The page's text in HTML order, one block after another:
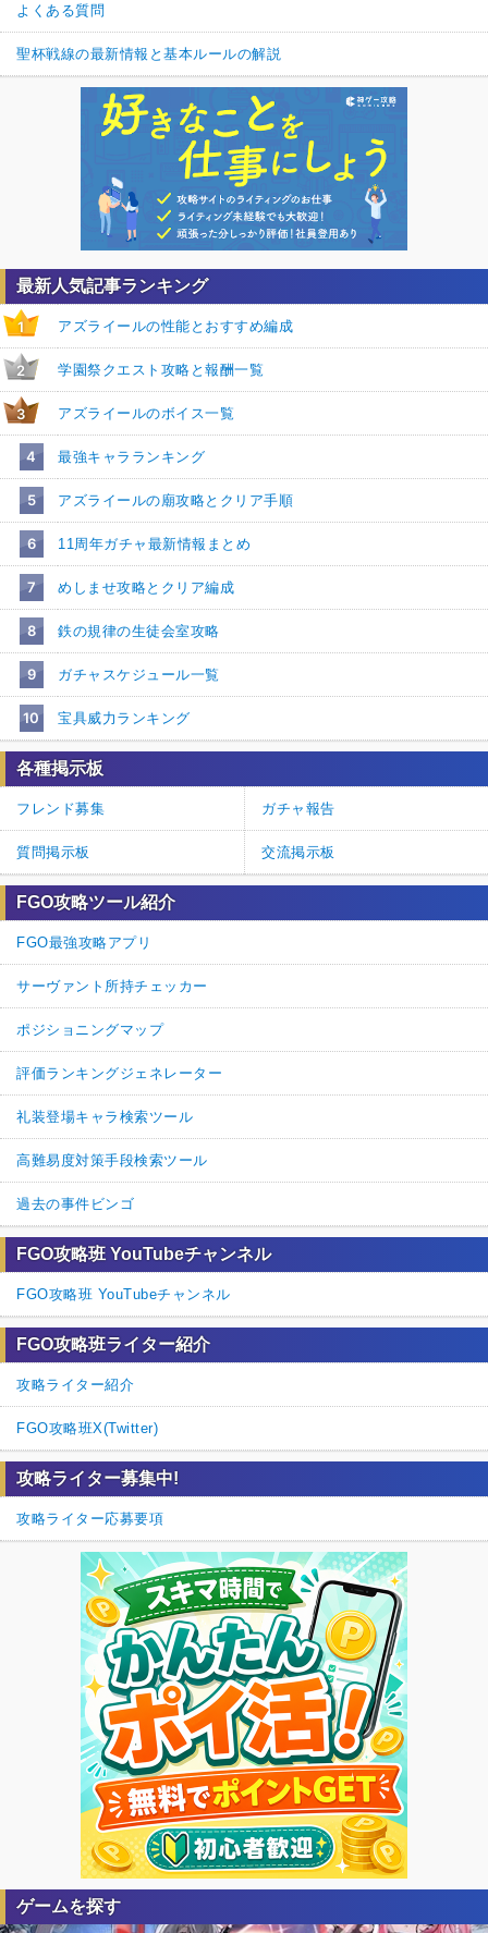
最新人気記事ランキング
1 アズライールの性能とおすすめ編成
2 学園祭クエスト攻略と報酬一覧
3 アズライールのボイス一覧
4 最強キャラランキング
5 アズライールの廟攻略とクリア手順
6 11周年ガチャ最新情報まとめ
7 めしませ攻略とクリア編成
8 鉄の規律の生徒会室攻略
9 ガチャスケジュール一覧
10 宝具威力ランキング
各種掲示板
フレンド募集 ガチャ報告
質問掲示板 交流掲示板
FGO攻略ツール紹介
FGO最強攻略アプリ
サーヴァント所持チェッカー
ポジショニングマップ
評価ランキングジェネレーター
礼装登場キャラ検索ツール
高難易度対策手段検索ツール
過去の事件ビンゴ
FGO攻略班 YouTubeチャンネル
FGO攻略班 YouTubeチャンネル
FGO攻略班ライター紹介
攻略ライター紹介
FGO攻略班X(Twitter)
攻略ライター募集中!
攻略ライター応募要項
ゲームを探す
よくある質問
聖杯戦線の最新情報と基本ルールの解説